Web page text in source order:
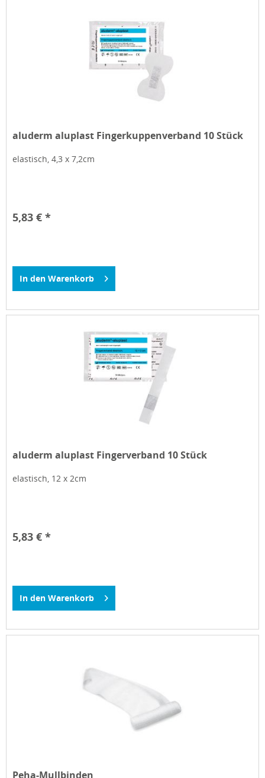
aluderm aluplast Fingerkuppenverband 10 Stück
elastisch, 4,3 x 7,2cm
5,83 € *
In den Warenkorb
aluderm aluplast Fingerverband 10 Stück
elastisch, 12 x 2cm
5,83 € *
In den Warenkorb
Peha-Mullbinden